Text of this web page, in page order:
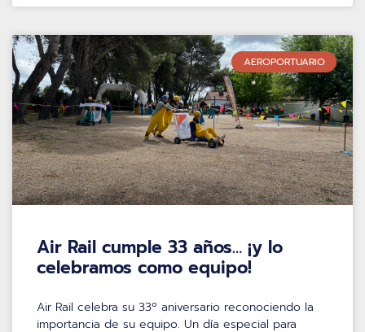
AEROPORTUARIO
Air Rail cumple 33 años… ¡y lo
celebramos como equipo!
Air Rail celebra su 33º aniversario reconociendo la
importancia de su equipo. Un día especial para